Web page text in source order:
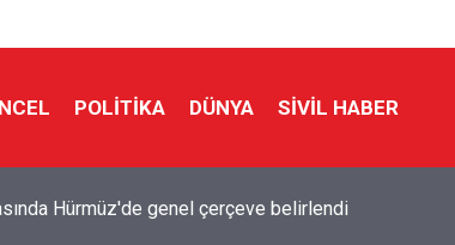
POLITIKA DÜNYA SIVIL HABER
koalisyonda Türkiye de var.. Suud komutanı atadı